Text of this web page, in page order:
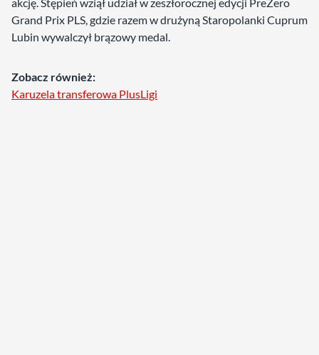
Grand Prix PLS, gdzie razem w drużyną Staropolanki Cuprum
Lubin wywalczył brązowy medal.
Zobacz również:
Karuzela transferowa PlusLigi